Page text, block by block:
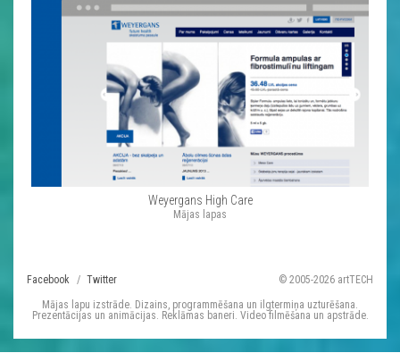
Weyergans High Care
Mājas lapas
© 2005-2026 artTECH
Facebook
Twitter
Mājas lapu izstrāde. Dizains, programmēšana un ilgtermiņa uzturēšana.
Prezentācijas un animācijas. Reklāmas baneri. Video filmēšana un apstrāde.